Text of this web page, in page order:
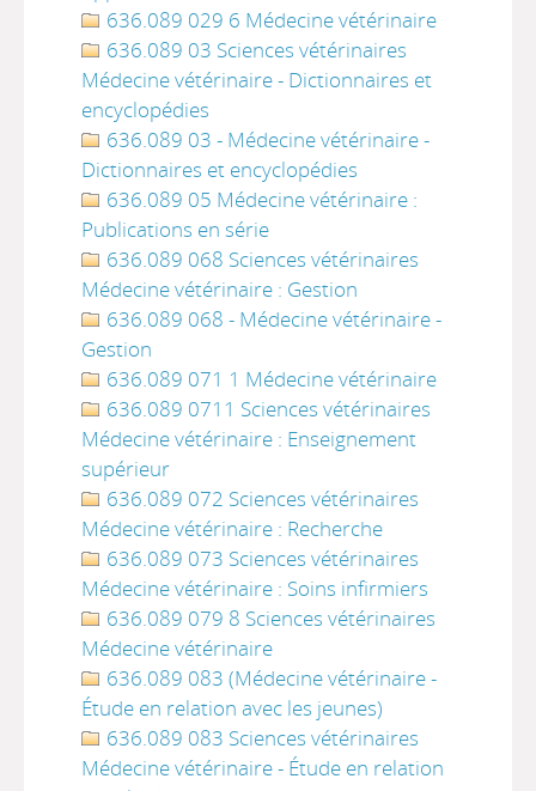
636.089 029 6 Médecine vétérinaire
636.089 03 Sciences vétérinaires
Médecine vétérinaire - Dictionnaires et
encyclopédies
636.089 03 - Médecine vétérinaire -
Dictionnaires et encyclopédies
636.089 05 Médecine vétérinaire :
Publications en série
636.089 068 Sciences vétérinaires
Médecine vétérinaire : Gestion
636.089 068 - Médecine vétérinaire -
Gestion
636.089 071 1 Médecine vétérinaire
636.089 0711 Sciences vétérinaires
Médecine vétérinaire : Enseignement
supérieur
636.089 072 Sciences vétérinaires
Médecine vétérinaire : Recherche
636.089 073 Sciences vétérinaires
Médecine vétérinaire : Soins infirmiers
636.089 079 8 Sciences vétérinaires
Médecine vétérinaire
636.089 083 (Médecine vétérinaire -
Étude en relation avec les jeunes)
636.089 083 Sciences vétérinaires
Médecine vétérinaire - Étude en relation